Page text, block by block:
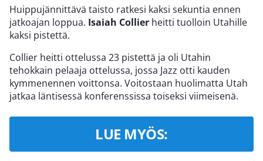
Huippujännittävä taisto ratkesi kaksi sekuntia ennen
jatkoajan loppua. Isaiah Collier heitti tuolloin Utahille
kaksi pistettä.
Collier heitti ottelussa 23 pistettä ja oli Utahin
tehokkain pelaaja ottelussa, jossa Jazz otti kauden
kymmenennen voittonsa. Voitostaan huolimatta Utah
jatkaa läntisessä konferenssissa toiseksi viimeisenä.
LUE MYÖS: